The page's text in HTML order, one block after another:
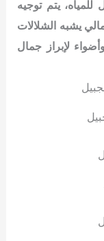
يتم توجيه
يشبه الشلالات
لإبراز جمال